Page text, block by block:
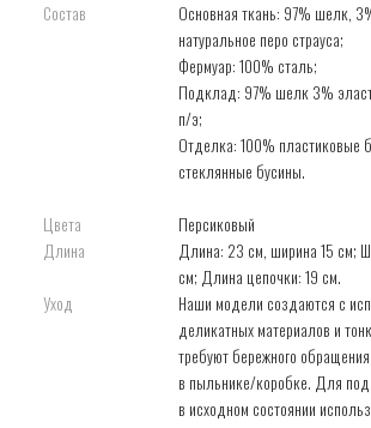
Состав
Основная ткань: 97% шелк,
натуральное перо страуса;
Фермуар: 100% сталь;
Подклад: 97% шелк 3%
п/э;
Отделка: 100% пластиковые
cтеклянные бусины.
Цвета
Персиковый
Длина
Длина: 23 см, ширина 15 см;
см; Длина цепочки: 19 см.
Уход
Наши модели создаются с
деликатных материалов и
требуют бережного
в пыльнике/коробке. Для
в исходном состоянии